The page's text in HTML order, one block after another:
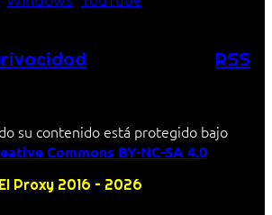
RSS
su contenido está protegido bajo
Commons BY-NC-SA 4.0
El Proxy 2016 – 2026